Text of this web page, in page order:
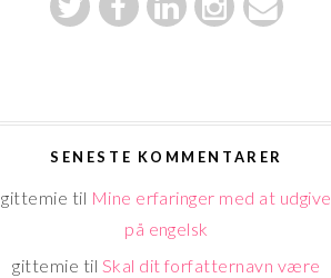
SENESTE KOMMENTARER
gittemie til Mine erfaringer med at udgive
på engelsk
gittemie til Skal dit forfatternavn være